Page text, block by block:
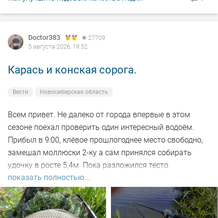
Рыбакам, НХНЧ и рыбацких дней!
Doctor383
27709
5 августа 2026, 19:52
Карась и конская сорога.
Вести Новосибирская область
Всем привет. Не далеко от города впервые в этом
сезоне поехал проверить один интересный водоём.
Прибыл в 9:00, клёвое прошлогоднее место свободно,
замешал моллюски 2-ку а сам принялся собирать
удочку в росте 5,4м. Пока разложился тесто
настоялось, 5-ть закормочных забросов и в бой.
Заброс за забросом, рыба кормится, видно по
характерным пузырям на воде а поклёвок нет. Минут
через 30-ть на очередном забросе подъём поплавка,
показать полностью...